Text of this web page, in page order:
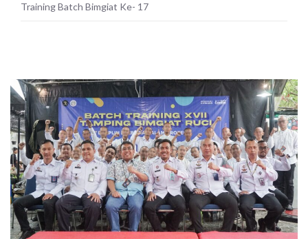
Training Batch Bimgiat Ke- 17